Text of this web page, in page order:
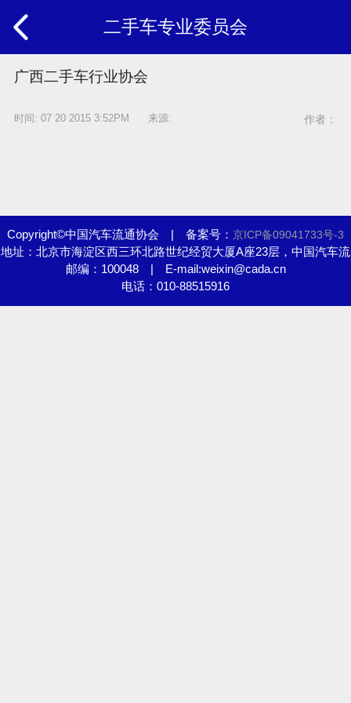
二手车专业委员会
广西二手车行业协会
时间: 07 20 2015 3:52PM 来源: 作者：
Copyright©中国汽车流通协会 | 备案号： 京ICP备09041733号-3
地址：北京市海淀区西三环北路世纪经贸大厦A座23层，中国汽车流
通协会
邮编：100048 | E-mail:weixin@cada.cn
电话：010-88515916